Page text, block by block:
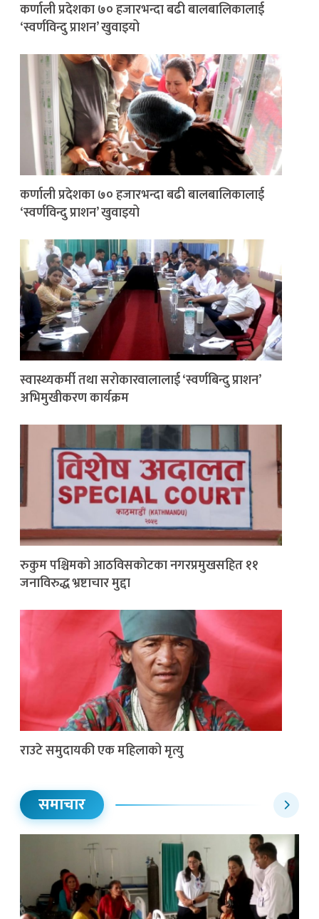
कर्णाली प्रदेशका ७० हजारभन्दा बढी बालबालिकालाई
‘स्वर्णविन्दु प्राशन’ खुवाइयो
कर्णाली प्रदेशका ७० हजारभन्दा बढी बालबालिकालाई
‘स्वर्णविन्दु प्राशन’ खुवाइयो
स्वास्थ्यकर्मी तथा सरोकारवालालाई ‘स्वर्णबिन्दु प्राशन’
अभिमुखीकरण कार्यक्रम
रुकुम पश्चिमको आठविसकोटका नगरप्रमुखसहित ११
जनाविरुद्ध भ्रष्टाचार मुद्दा
राउटे समुदायकी एक महिलाको मृत्यु
समाचार